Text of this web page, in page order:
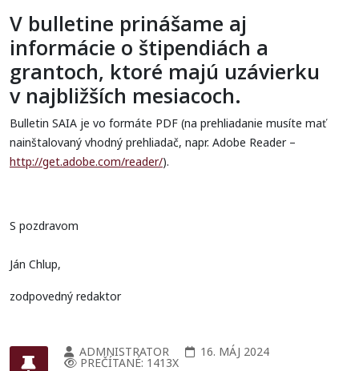
V bulletine prinášame aj
informácie o štipendiách a
grantoch, ktoré majú uzávierku
v najbližších mesiacoch.
Bulletin SAIA je vo formáte PDF (na prehliadanie musíte mať
nainštalovaný vhodný prehliadač, napr. Adobe Reader –
http://get.adobe.com/reader/).
S pozdravom
Ján Chlup,
zodpovedný redaktor
ADMNISTRATOR 16. MÁJ 2024
PREČÍTANÉ: 1413X